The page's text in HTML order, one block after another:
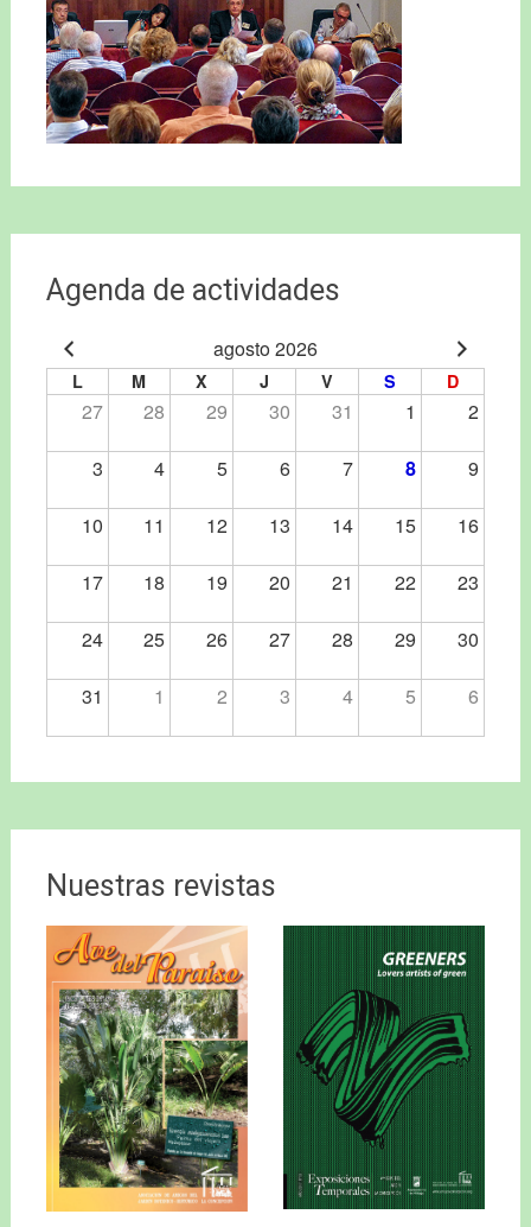
Agenda de actividades
agosto 2026
L M X J V S D
27 28 29 30 31 1 2
3 4 5 6 7 8 9
10 11 12 13 14 15 16
17 18 19 20 21 22 23
24 25 26 27 28 29 30
31 1 2 3 4 5 6
Nuestras revistas